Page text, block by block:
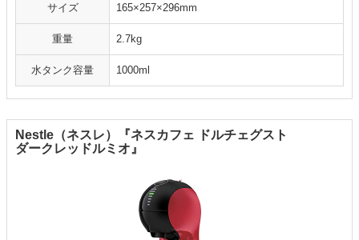
サイズ 165×257×296mm
重量 2.7kg
水タンク容量 1000ml
Nestle（ネスレ）『ネスカフェ ドルチェグスト
ダークレッドルミオ』